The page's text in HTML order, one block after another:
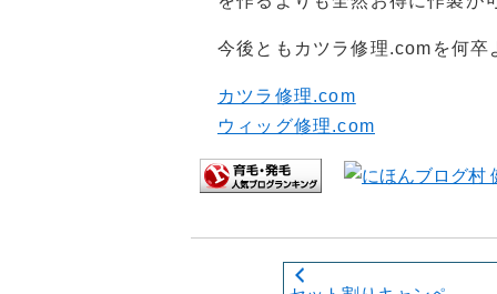
今後ともカツラ修理.comを何卒
カツラ修理.com
ウィッグ修理.com